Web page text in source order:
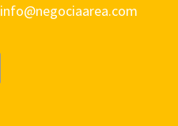
info@negociaarea.com